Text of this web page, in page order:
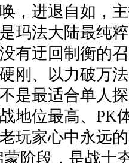
，进退自如，
玛法大陆最纯
有迂回制衡的
刚、以力破万
是最适合单人
地位最高、PK
玩家心中永远
段，是战士